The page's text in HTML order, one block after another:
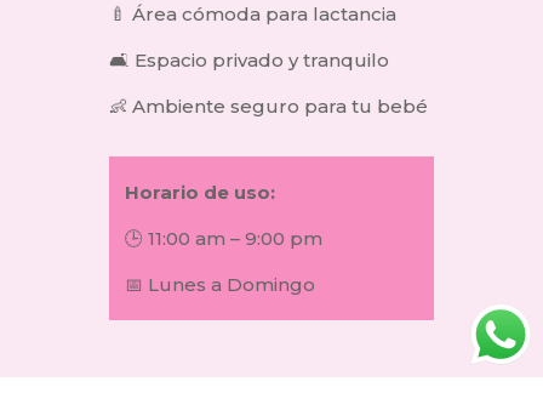
🍼 Área cómoda para lactancia
🛋️ Espacio privado y tranquilo
👶 Ambiente seguro para tu bebé
Horario de uso:
🕒 11:00 am – 9:00 pm
📅 Lunes a Domingo